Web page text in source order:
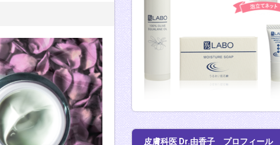
皮膚科医 Dr.由香子 プロフィール